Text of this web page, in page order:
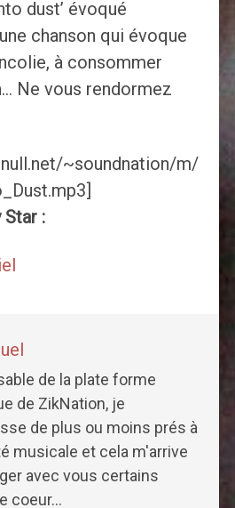
dust’ évoqué
chanson qui évoque
à consommer
Ne vous rendormez
~soundnation/m/
:
de la plate forme
de ZikNation, je
de plus ou moins prés à
musicale et cela m'arrive
avec vous certains
coeur...